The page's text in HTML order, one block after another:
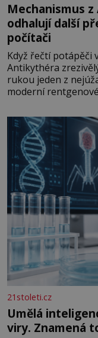
Mechanismus
odhalují další
počítači
Když řečtí potápěči
Antikythéra
rukou jeden z
moderní
Antikythéry je dnes
analogový počítač
letech výzkumu
21stoleti.cz
Umělá
viry. Znamená